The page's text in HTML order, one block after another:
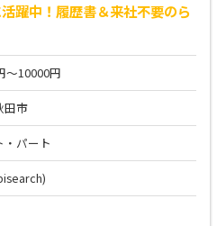
躍中！履歴書＆来社不要のら
～10000円
田市
・パート